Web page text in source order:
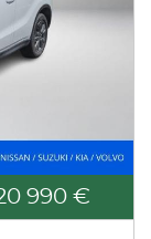
990 €